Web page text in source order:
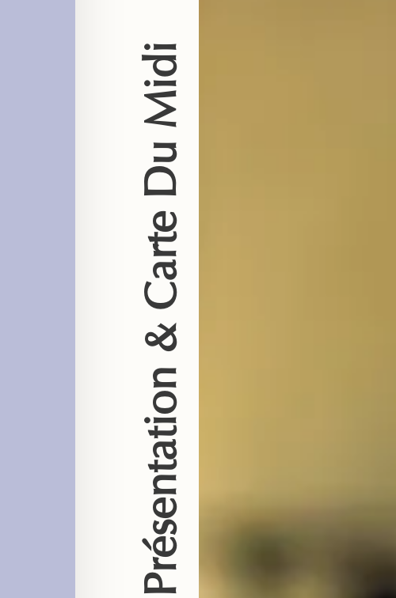
Présentation & Carte Du Midi